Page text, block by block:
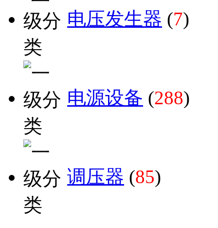
电压发生器 (7)
电源设备 (288)
调压器 (85)